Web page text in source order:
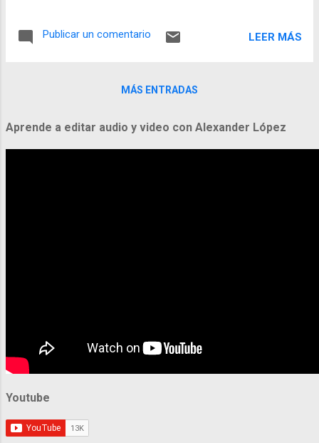
residual de $6,000.00. (Método de línea
recta). Solución: Matemática Financiera
Publicar un comentario LEER MÁS
MÁS ENTRADAS
Aprende a editar audio y video con Alexander López
Youtube